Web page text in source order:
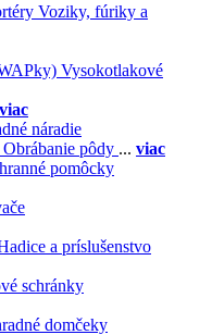
Voziky, fúriky a
Vysokotlakové
viac
náradie
Obrábanie pôdy ... viac
pomôcky
a príslušenstvo
schránky
domčeky